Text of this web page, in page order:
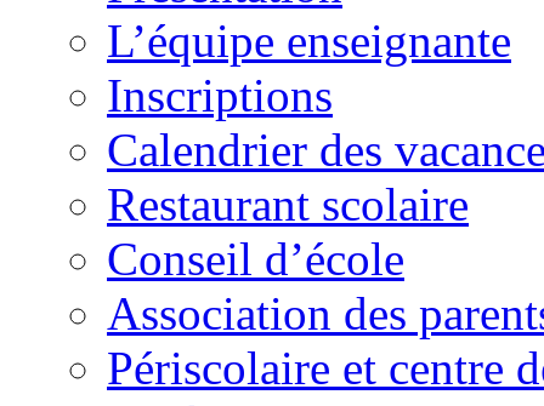
L’équipe enseignante
Inscriptions
Calendrier des
Restaurant scolaire
Conseil d’école
Association des
Périscolaire et centre